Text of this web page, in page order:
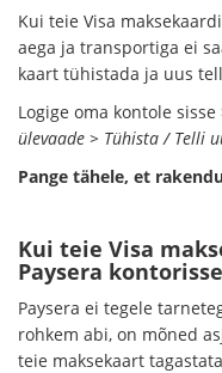
Kui teie Visa
aega ja transportiga ei
kaart tühistada ja uus
Logige oma kontole sisse
ülevaade > Tühista / Telli
Pange tähele, et
Kui teie Visa
Paysera kontorisse
Paysera ei tegele
rohkem abi, on mõned
teie maksekaart